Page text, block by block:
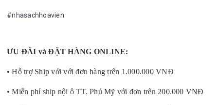
#nhasachhoavien
ƯU ĐÃI và ĐẶT HÀNG ONLINE:
• Hỗ trợ Ship với với đơn hàng trên 1.000.000 VNĐ
• Miễn phí ship nội ô TT. Phú Mỹ với đơn trên 200.000 VNĐ